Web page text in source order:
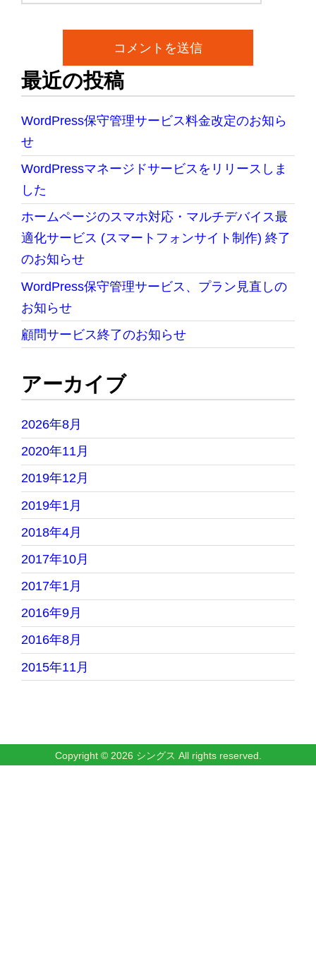
最近の投稿
WordPress保守管理サービス料金改定のお知ら
せ
WordPressマネージドサービスをリリースしま
した
ホームページのスマホ対応・マルチデバイス最
適化サービス (スマートフォンサイト制作) 終了
のお知らせ
WordPress保守管理サービス、プラン見直しの
お知らせ
顧問サービス終了のお知らせ
アーカイブ
2026年8月
2020年11月
2019年12月
2019年1月
2018年4月
2017年10月
2017年1月
2016年9月
2016年8月
2015年11月
Copyright © 2026 シングス All rights reserved.